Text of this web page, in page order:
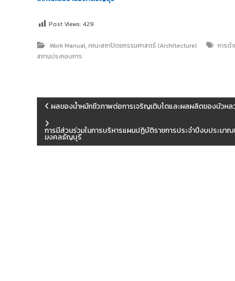
ยPost Views: 429
Work Manual,คณะสถาปัตยกรรมศาสตร์ (Architecture) การด
สถานประกอบการ
น
ผลของน้ำหมักชีวภาพต่อการเจริญเติบโตและผลผลิตของบัวหล
การมีส่วนร่วมในการบริหารแผนปฏิบัติราชการประจำปีงบประมา
มงคลธัญบุรี